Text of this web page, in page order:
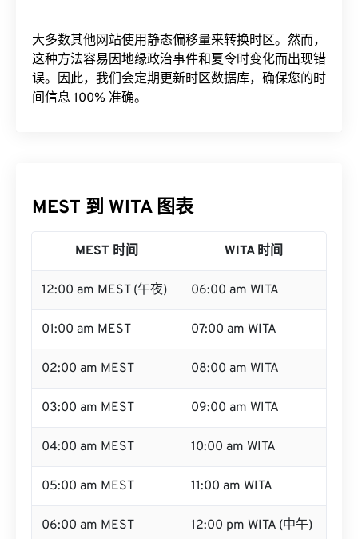
大多数其他网站使用静态偏移量来转换时区。然而，
这种方法容易因地缘政治事件和夏令时变化而出现错
误。因此，我们会定期更新时区数据库，确保您的时
间信息 100% 准确。
MEST 到 WITA 图表
MEST 时间 WITA 时间
12:00 am MEST (午夜) 06:00 am WITA
01:00 am MEST 07:00 am WITA
02:00 am MEST 08:00 am WITA
03:00 am MEST 09:00 am WITA
04:00 am MEST 10:00 am WITA
05:00 am MEST 11:00 am WITA
06:00 am MEST 12:00 pm WITA (中午)